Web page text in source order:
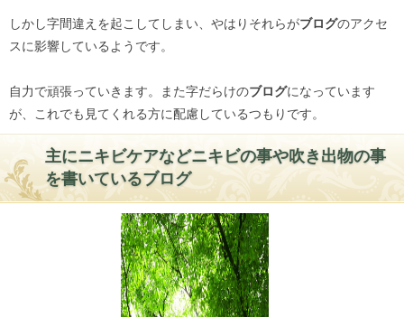
しかし字間違えを起こしてしまい、やはりそれらがブログのアクセ
スに影響しているようです。
自力で頑張っていきます。また字だらけのブログになっています
が、これでも見てくれる方に配慮しているつもりです。
主にニキビケアなどニキビの事や吹き出物の事
を書いているブログ